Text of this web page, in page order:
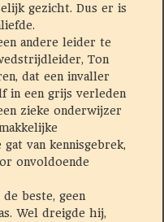
gezicht. Dus er is
andere leider te
Ton
dat een invaller
in een grijs verleden
zieke onderwijzer
van kennisgebrek,
onvoldoende
beste, geen
Wel dreigde hij,